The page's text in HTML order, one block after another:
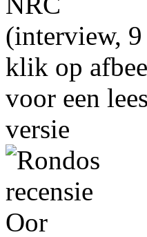
(interview,
klik op
voor een
versie